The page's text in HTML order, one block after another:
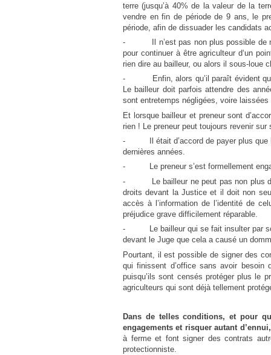
terre (jusqu’à 40% de la valeur de la
vendre en fin de période de 9 ans, le
période, afin de dissuader les candidats
- Il n’est pas non plus possible de
pour continuer à être agriculteur d‘un
rien dire au bailleur, ou alors il sous-loue
- Enfin, alors qu’il paraît évident
Le bailleur doit parfois attendre des
sont entretemps négligées, voire laissées
Et lorsque bailleur et preneur sont
rien ! Le preneur peut toujours revenir
- Il était d’accord de payer plus que le
dernières années.
- Le preneur s’est formellement
- Le bailleur ne peut pas non plus
droits devant la Justice et il doit non
accès à l’information de l’identité de
préjudice grave difficilement réparable.
- Le bailleur qui se fait insulter par son
devant le Juge que cela a causé un
Pourtant, il est possible de signer des
qui finissent d’office sans avoir
puisqu’ils sont censés protéger plus le
agriculteurs qui sont déjà tellement
Dans de telles conditions, et pour
engagements et risquer autant
à ferme et font signer des contrats
protectionniste.